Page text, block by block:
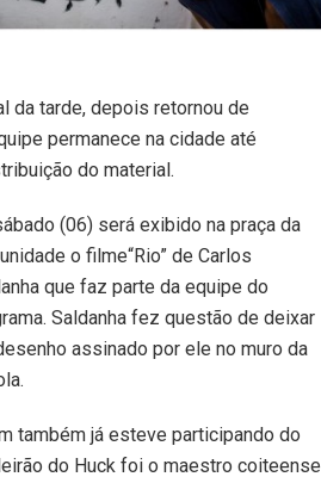
da tarde, depois retornou de
permanece na cidade até
do material.
(06) será exibido na praça da
o filme“Rio” de Carlos
que faz parte da equipe do
Saldanha fez questão de deixar
assinado por ele no muro da
também já esteve participando do
do Huck foi o maestro coiteense